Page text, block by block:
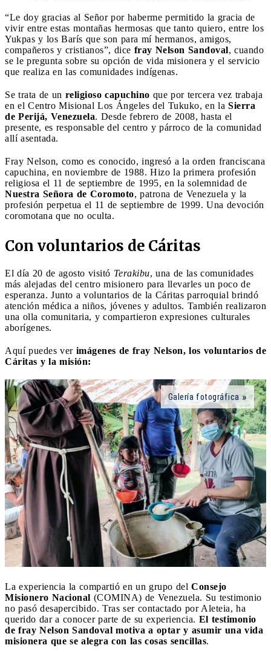
“Le doy gracias al Señor por haberme permitido la gracia de
vivir entre estas montañas hermosas que tanto quiero, entre los
Yukpas y los Barís que son para mí hermanos, amigos,
compañeros y cristianos”, dice fray Nelson Sandoval, cuando
se le pregunta sobre su opción de vida misionera y el servicio
que realiza en las comunidades indígenas.
Se trata de un religioso capuchino que por tercera vez trabaja
en el Centro Misional Los Ángeles del Tukuko, en la Sierra
de Perijá, Venezuela. Desde febrero de 2008, hasta el
presente, es responsable del centro y párroco de la comunidad
allí asentada.
Fray Nelson, como es conocido, ingresó a la orden franciscana
capuchina, en noviembre de 1988. Hizo la primera profesión
religiosa el 11 de septiembre de 1995, en la solemnidad de
Nuestra Señora de Coromoto, patrona de Venezuela y la
profesión perpetua el 11 de septiembre de 1999. Una devoción
coromotana que no oculta.
Con voluntarios de Cáritas
El día 20 de agosto visitó Terakibu, una de las comunidades
más alejadas del centro misionero para llevarles un poco de
esperanza. Junto a voluntarios de la Cáritas parroquial brindó
atención médica a niños, jóvenes y adultos. También realizaron
una olla comunitaria, y compartieron expresiones culturales
aborígenes.
Aquí puedes ver imágenes de fray Nelson, los voluntarios de
Cáritas y la misión:
Galería fotográfica
La experiencia la compartió en un grupo del Consejo
Misionero Nacional (COMINA) de Venezuela. Su testimonio
no pasó desapercibido. Tras ser contactado por Aleteia, ha
querido dar a conocer parte de su experiencia. El testimonio
de fray Nelson Sandoval motiva a optar y asumir una vida
misionera que se alegra con las cosas sencillas.